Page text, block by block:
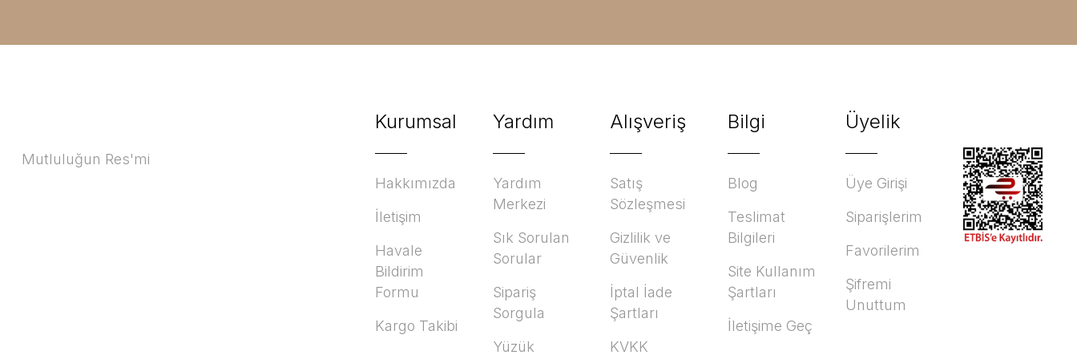
Mutluluğun Res'mi
Kurumsal
Hakkımızda
İletişim
Havale
Bildirim
Formu
Kargo Takibi
Yardım
Yardım
Merkezi
Sık Sorulan
Sorular
Sipariş
Sorgula
Yüzük
Alışveriş
Satış
Sözleşmesi
Gizlilik ve
Güvenlik
İptal İade
Şartları
KVKK
Bilgi
Blog
Teslimat
Bilgileri
Site Kullanım
Şartları
İletişime Geç
Üyelik
Üye Girişi
Siparişlerim
Favorilerim
Şifremi
Unuttum